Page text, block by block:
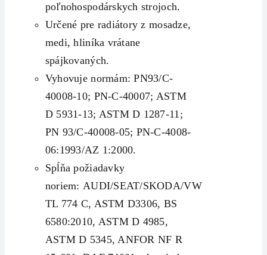
poľnohospodárskych strojoch.
Určené pre radiátory z mosadze,
medi, hliníka vrátane
spájkovaných.
Vyhovuje normám: PN93/C-
40008-10; PN-C-40007; ASTM
D 5931-13; ASTM D 1287-11;
PN 93/C-40008-05; PN-C-4008-
06:1993/AZ 1:2000.
Spĺňa požiadavky
noriem: AUDI/SEAT/SKODA/VW
TL 774 C, ASTM D3306, BS
6580:2010, ASTM D 4985,
ASTM D 5345, ANFOR NF R